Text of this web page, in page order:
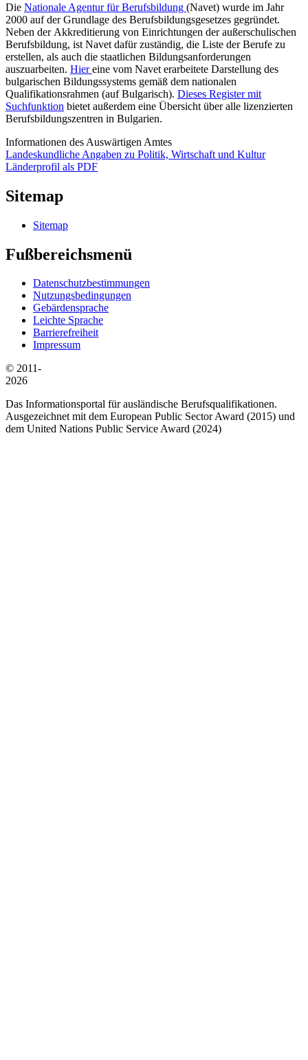
Die Nationale Agentur für Berufsbildung (Navet) wurde im Jahr
2000 auf der Grundlage des Berufsbildungsgesetzes gegründet.
Neben der Akkreditierung von Einrichtungen der außerschulischen
Berufsbildung, ist Navet dafür zuständig, die Liste der Berufe zu
erstellen, als auch die staatlichen Bildungsanforderungen
auszuarbeiten. Hiereine vom Navet erarbeitete Darstellung des
bulgarischen Bildungssystems gemäß dem nationalen
Qualifikationsrahmen (auf Bulgarisch). Dieses Register mit
Suchfunktion bietet außerdem eine Übersicht über alle lizenzierten
Berufsbildungszentren in Bulgarien.
Informationen des Auswärtigen Amtes
Landeskundliche Angaben zu Politik, Wirtschaft und Kultur
Länderprofil als PDF
Sitemap
Sitemap
Fußbereichsmenü
Datenschutzbestimmungen
Nutzungsbedingungen
Gebärdensprache
Leichte Sprache
Barrierefreiheit
Impressum
© 2011-
2026
Das Informationsportal für ausländische Berufsqualifikationen.
Ausgezeichnet mit dem European Public Sector Award (2015) und
dem United Nations Public Service Award (2024)